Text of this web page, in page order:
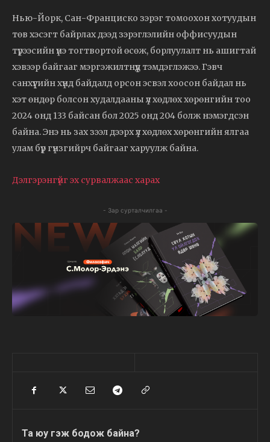
Нью-Йорк, Сан-Франциско зэрэг томоохон хотуудын
төв хэсэгт байрлах дээд зэрэглэлийн оффисуудын
түрээсийн үнэ тогтвортой өсөж, борлуулалт нь ашигтай
хэвээр байгааг мэргэжилтнүүд тэмдэглэжээ. Гэвч
санхүүгийн хүнд байдалд орсон эсвэл хоосон байдал нь
хэт өндөр болсон худалдааны үл хөдлөх хөрөнгийн тоо
2024 онд 133 байсан бол 2025 онд 204 болж нэмэгдсэн
байна. Энэ нь зах зээл дээрх үл хөдлөх хөрөнгийн ялгаа
улам бүр гүнзгийрч байгааг харуулж байна.
Дэлгэрэнгүйг эх сурвалжаас харах
- Зар сурталчилгаа -
Та юу гэж бодож байна?